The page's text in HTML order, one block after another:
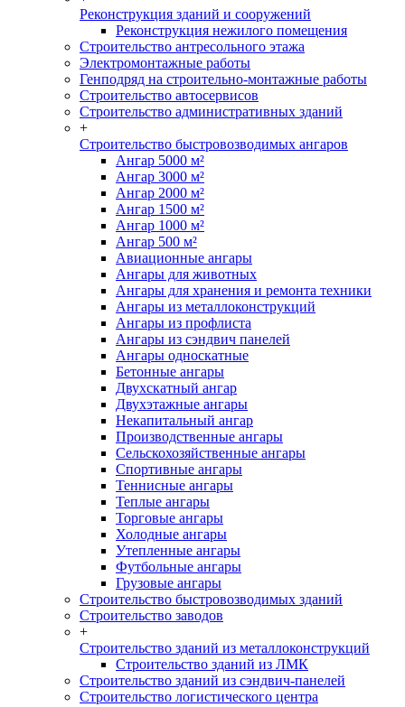
Реконструкция зданий и сооружений
Реконструкция нежилого помещения
Строительство антресольного этажа
Электромонтажные работы
Генподряд на строительно-монтажные работы
Строительство автосервисов
Строительство административных зданий
+
Строительство быстровозводимых ангаров
Ангар 5000 м²
Ангар 3000 м²
Ангар 2000 м²
Ангар 1500 м²
Ангар 1000 м²
Ангар 500 м²
Авиационные ангары
Ангары для животных
Ангары для хранения и ремонта техники
Ангары из металлоконструкций
Ангары из профлиста
Ангары из сэндвич панелей
Ангары односкатные
Бетонные ангары
Двухскатный ангар
Двухэтажные ангары
Некапитальный ангар
Производственные ангары
Сельскохозяйственные ангары
Спортивные ангары
Теннисные ангары
Теплые ангары
Торговые ангары
Холодные ангары
Утепленные ангары
Футбольные ангары
Грузовые ангары
Строительство быстровозводимых зданий
Строительство заводов
+
Строительство зданий из металлоконструкций
Строительство зданий из ЛМК
Строительство зданий из сэндвич-панелей
Строительство логистического центра